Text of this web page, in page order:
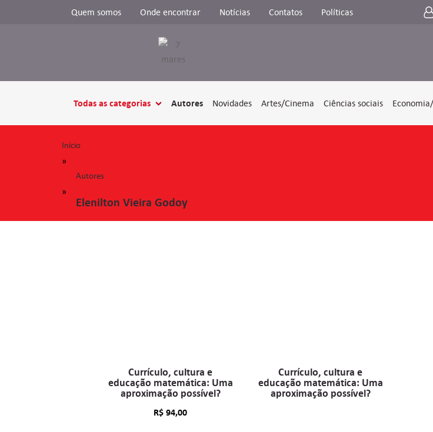
Quem somos Onde encontrar Notícias Contatos Políticas
Todas as categorias Autores Novidades Artes/Cinema Ciências sociais
Início
»
Autores
»
Elenilton Vieira Godoy
Currículo, cultura e
educação matemática: Uma
aproximação possível?
R$94,00
Currículo, cultura e
educação matemática: Uma
aproximação possível?